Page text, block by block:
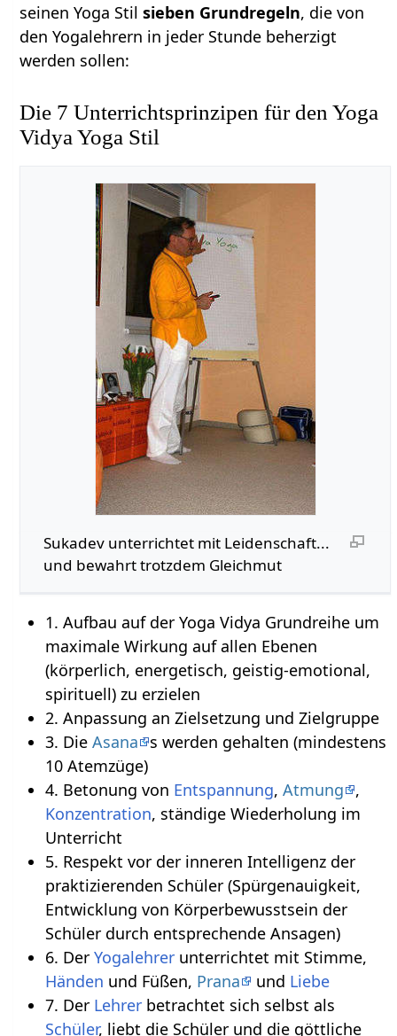
seinen Yoga Stilsieben Grundregeln, die von
den Yogalehrern in jeder Stunde beherzigt
werden sollen:
Die 7 Unterrichtsprinzipen für den Yoga
Vidya Yoga Stil
Sukadev unterrichtet mit Leidenschaft...
und bewahrt trotzdem Gleichmut
1. Aufbau auf der Yoga Vidya Grundreihe um
maximale Wirkung auf allen Ebenen
(körperlich, energetisch, geistig-emotional,
spirituell) zu erzielen
2. Anpassung an Zielsetzung und Zielgruppe
3. Die Asana
s werden gehalten (mindestens
10 Atemzüge)
4. Betonung von Entspannung, Atmung
,
Konzentration, ständige Wiederholung im
Unterricht
5. Respekt vor der inneren Intelligenz der
praktizierenden Schüler (Spürgenauigkeit,
Entwicklung von Körperbewusstsein der
Schüler durch entsprechende Ansagen)
6. Der Yogalehrerunterrichtet mit Stimme,
Händen und Füßen, Prana und Liebe
7. Der Lehrerbetrachtet sich selbst als
Schüler, liebt die Schüler und die göttliche